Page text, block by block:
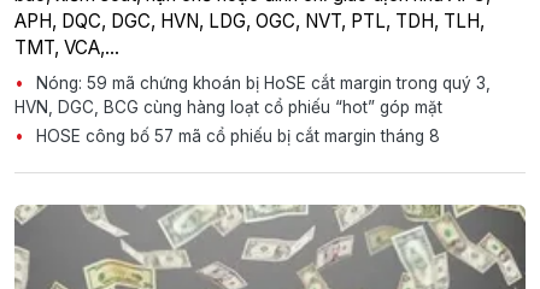
APH, DQC, DGC, HVN, LDG, OGC, NVT, PTL, TDH, TLH,
TMT, VCA,…
Nóng: 59 mã chứng khoán bị HoSE cắt margin trong quý 3,
HVN, DGC, BCG cùng hàng loạt cổ phiếu “hot” góp mặt
HOSE công bố 57 mã cổ phiếu bị cắt margin tháng 8